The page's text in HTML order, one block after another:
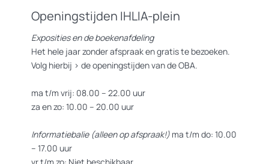
Openingstijden IHLIA-plein
Exposities en de boekenafdeling
Het hele jaar zonder afspraak en gratis te bezoeken.
Volg hierbij > de openingstijden van de OBA.
ma t/m vrij: 08.00 – 22.00 uur
za en zo: 10.00 – 20.00 uur
Informatiebalie (alleen op afspraak!) ma t/m do: 10.00
– 17.00 uur